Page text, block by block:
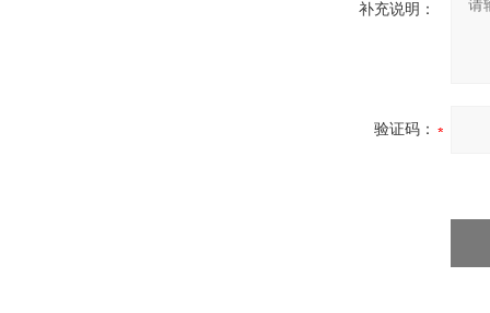
补充说明：
验证码：